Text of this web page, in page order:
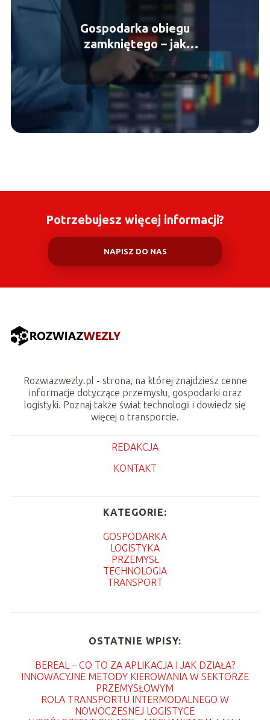
Gospodarka obiegu
zamkniętego – jak
przemysł dostosowuje się
do nowych regulacji?
Potrzebujesz więcej informacji?
NAPISZ DO NAS
Rozwiazwezly.pl - strona, na której znajdziesz cenne
informacje dotyczące przemysłu, gospodarki oraz
logistyki. Poznaj także świat technologii i dowiedz się
więcej o transporcie.
REDAKCJA
KONTAKT
KATEGORIE:
GOSPODARKA
LOGISTYKA
PRZEMYSŁ
TECHNOLOGIA
TRANSPORT
OSTATNIE WPISY:
BEREAL – CO TO ZA APLIKACJA I JAK DZIAŁA?
INNOWACYJNE METODY KIEROWANIA W SEKTORZE
PRZEMYSŁOWYM
ROLA TRANSPORTU INTERMODALNEGO W
NOWOCZESNEJ LOGISTYCE